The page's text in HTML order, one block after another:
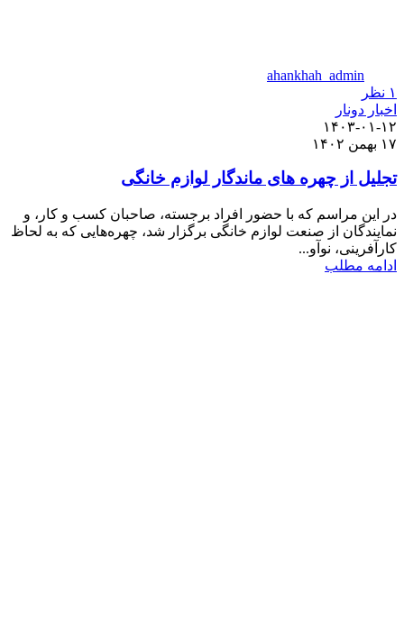
ahankhah_admin
۱ نظر
اخبار دونار
۱۴۰۳-۰۱-۱۲
۱۷ بهمن ۱۴۰۲
تجلیل از چهره های ماندگار لوازم خانگی
در این مراسم که با حضور افراد برجسته، صاحبان کسب و کار، و
نمایندگان از صنعت لوازم خانگی برگزار شد، چهره‌هایی که به لحاظ
کارآفرینی، نوآو...
ادامه مطلب